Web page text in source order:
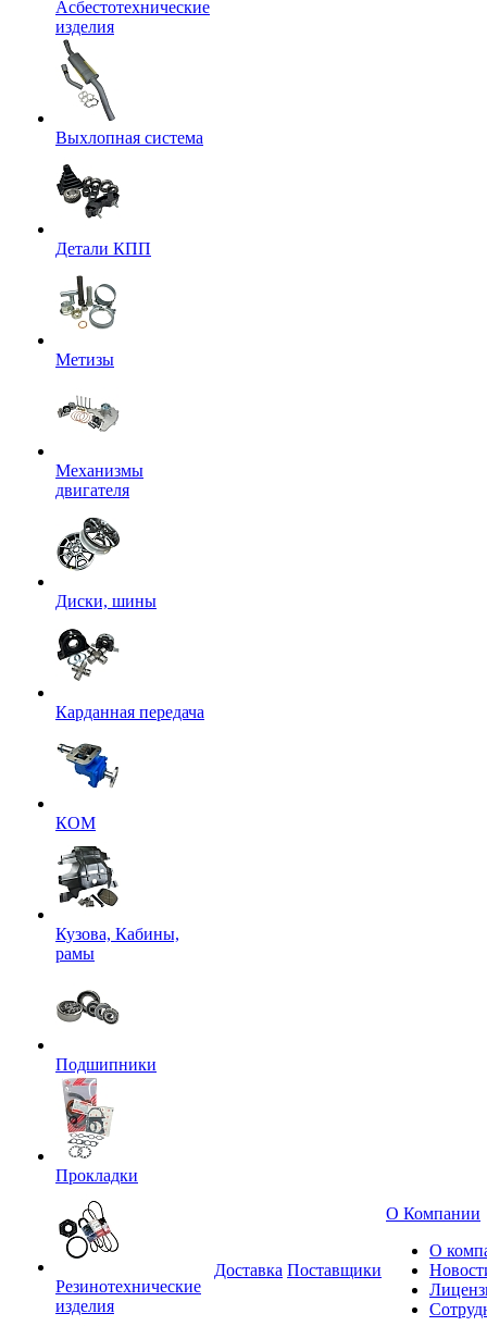
Асбестотехнические
изделия
Выхлопная система
Детали КПП
Метизы
Механизмы
двигателя
Диски, шины
Карданная передача
КОМ
Кузова, Кабины,
рамы
Подшипники
Прокладки
Резинотехнические
изделия
Доставка Поставщики
О Компании
О